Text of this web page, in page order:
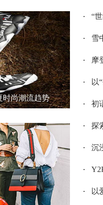
时尚潮流趋势
“
雪
摩
以
初
探
沉
以